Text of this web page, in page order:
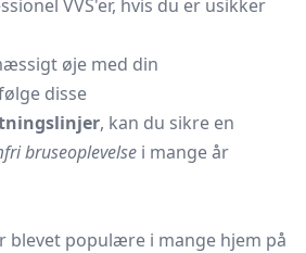
VVS'er, hvis du er usikker
øje med din
disse
, kan du sikre en
bruseoplevelse i mange år
blevet populære i mange hjem på